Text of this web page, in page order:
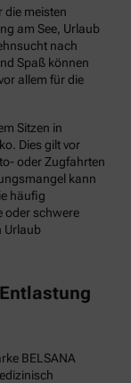
die meisten
am See, Urlaub
nach
Spaß können
allem für die
Sitzen in
Dies gilt vor
oder Zugfahrten
kann
häufig
oder schwere
Urlaub
BELSANA